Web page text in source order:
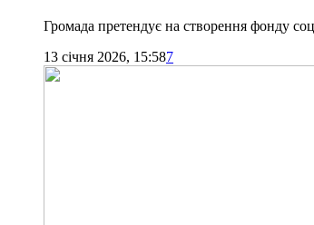
Громада претендує на створення фонду
13 січня 2026, 15:587